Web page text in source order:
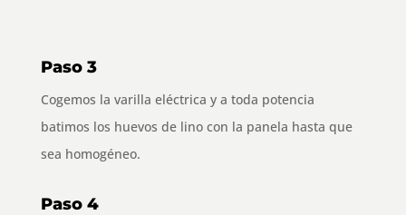
Paso 3
Cogemos la varilla eléctrica y a toda potencia
batimos los huevos de lino con la panela hasta que
sea homogéneo.
Paso 4